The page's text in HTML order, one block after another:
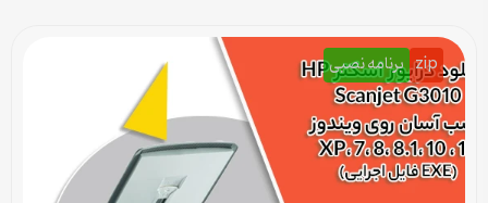
zip برنامه نصبی